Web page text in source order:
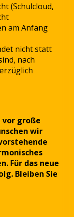
(Schulcloud,
am Anfang
nicht statt
nach
vor große
wir
Für das neue
Bleiben Sie